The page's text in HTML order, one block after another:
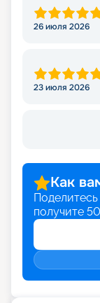
26 июля 2026
23 июля 2026
Как
получите